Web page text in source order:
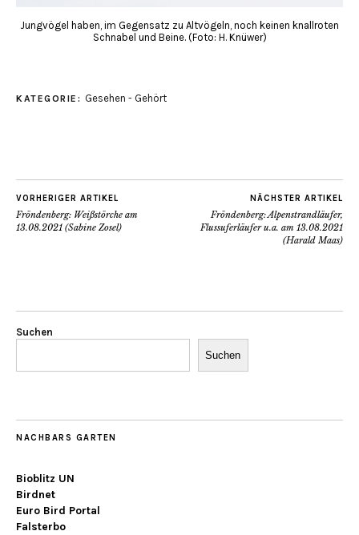
Jungvögel haben, im Gegensatz zu Altvögeln, noch keinen knallroten
Schnabel und Beine. (Foto: H. Knüwer)
KATEGORIE: Gesehen - Gehört
VORHERIGER ARTIKEL
Fröndenberg: Weißstörche am
13.08.2021 (Sabine Zosel)
NÄCHSTER ARTIKEL
Fröndenberg: Alpenstrandläufer,
Flussuferläufer u.a. am 13.08.2021
(Harald Maas)
Suchen
Suchen
NACHBARS GARTEN
Bioblitz UN
Birdnet
Euro Bird Portal
Falsterbo